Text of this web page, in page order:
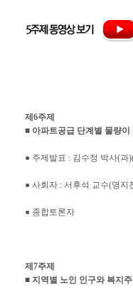
제6주제
■ 아파트공급 단계별 물량
● 주제발표 : 김수정 박사(
● 사회자 : 서후석 교수(명지
● 종합토론자
제7주제
■ 지역별 노인 인구와 복지